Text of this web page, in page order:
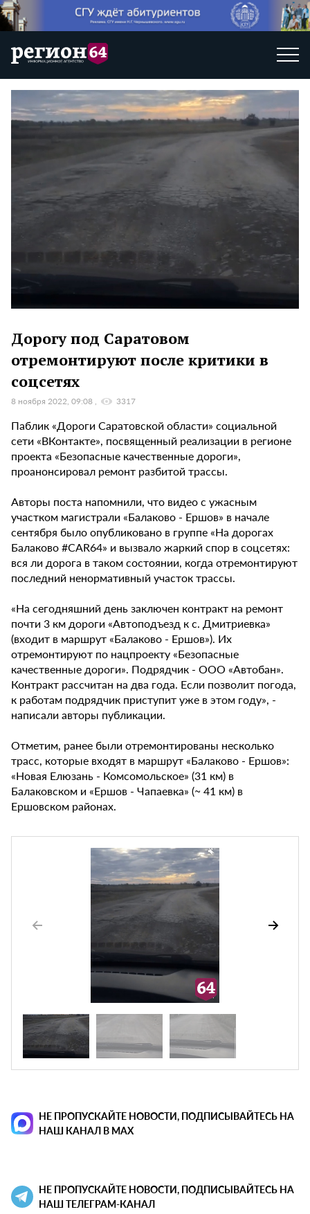
Дорогу под Саратовом
отремонтируют после критики в
соцсетях
8 ноября 2022, 09:08 3317
Паблик «Дороги Саратовской области» социальной
сети «ВКонтакте», посвященный реализации в регионе
проекта «Безопасные качественные дороги»,
проанонсировал ремонт разбитой трассы.
Авторы поста напомнили, что видео с ужасным
участком магистрали «Балаково - Ершов» в начале
сентября было опубликовано в группе «На дорогах
Балаково #CAR64» и вызвало жаркий спор в соцсетях:
вся ли дорога в таком состоянии, когда отремонтируют
последний ненормативный участок трассы.
«На сегодняшний день заключен контракт на ремонт
почти 3 км дороги «Автоподъезд к с. Дмитриевка»
(входит в маршрут «Балаково - Ершов»). Их
отремонтируют по нацпроекту «Безопасные
качественные дороги». Подрядчик - ООО «Автобан».
Контракт рассчитан на два года. Если позволит погода,
к работам подрядчик приступит уже в этом году», -
написали авторы публикации.
Отметим, ранее были отремонтированы несколько
трасс, которые входят в маршрут «Балаково - Ершов»:
«Новая Елюзань - Комсомольское» (31 км) в
Балаковском и «Ершов - Чапаевка» (~ 41 км) в
Ершовском районах.
НЕ ПРОПУСКАЙТЕ НОВОСТИ, ПОДПИСЫВАЙТЕСЬ НА
НАШ КАНАЛ В MAX
НЕ ПРОПУСКАЙТЕ НОВОСТИ, ПОДПИСЫВАЙТЕСЬ НА
НАШ ТЕЛЕГРАМ-КАНАЛ